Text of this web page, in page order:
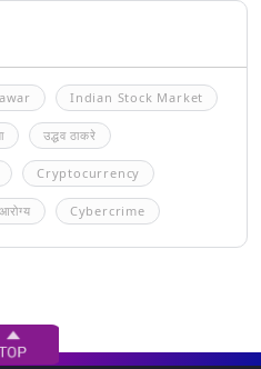
Indian Stock Market
उद्धव ठाकरे
Cryptocurrency
आरोग्य Cybercrime